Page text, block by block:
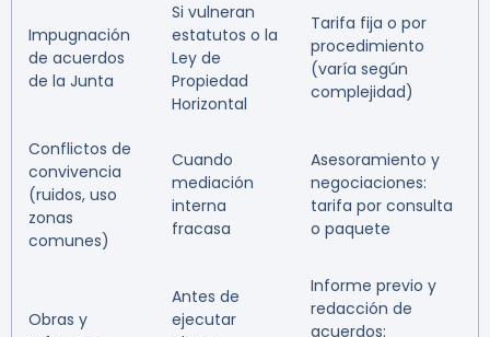
Impugnación
de acuerdos
de la Junta
Si vulneran
estatutos o la
Ley de
Propiedad
Horizontal
Tarifa fija o por
procedimiento
(varía según
complejidad)
Conflictos de
convivencia
(ruidos, uso
zonas
comunes)
Cuando
mediación
interna
fracasa
Asesoramiento y
negociaciones:
tarifa por consulta
o paquete
Obras y
Antes de
ejecutar
Informe previo y
redacción de
acuerdos: